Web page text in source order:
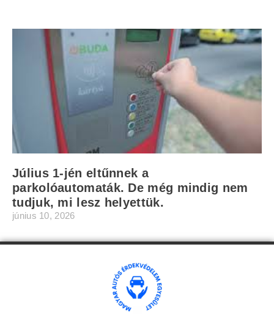
Július 1-jén eltűnnek a
parkolóautomaták. De még mindig nem
tudjuk, mi lesz helyettük.
június 10, 2026